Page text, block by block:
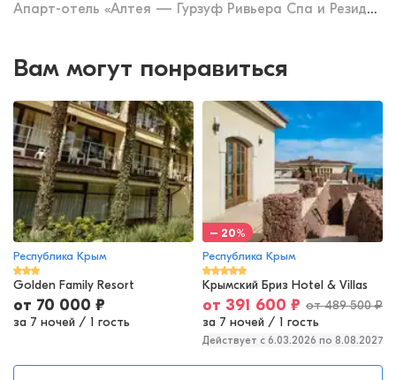
Апарт-отель «Алтея — Гурзуф Ривьера Спа и Резиденции»
Вам могут понравиться
Республика Крым
Golden Family Resort
от 70 000 ₽
за 7 ночей / 1 гость
– 20%
Республика Крым
Крымский Бриз Hotel & Villas
от 391 600 ₽ от489 500 ₽
за 7 ночей / 1 гость
Действует c 6.03.2026 по 8.08.2027